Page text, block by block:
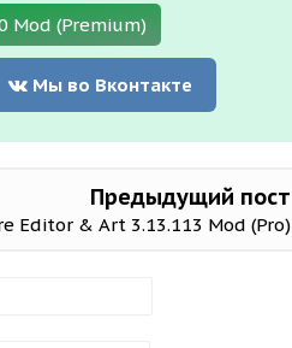
Mod (Premium)
Мы во Вконтакте
Предыдущий пост
Editor & Art 3.13.113 Mod (Pro)